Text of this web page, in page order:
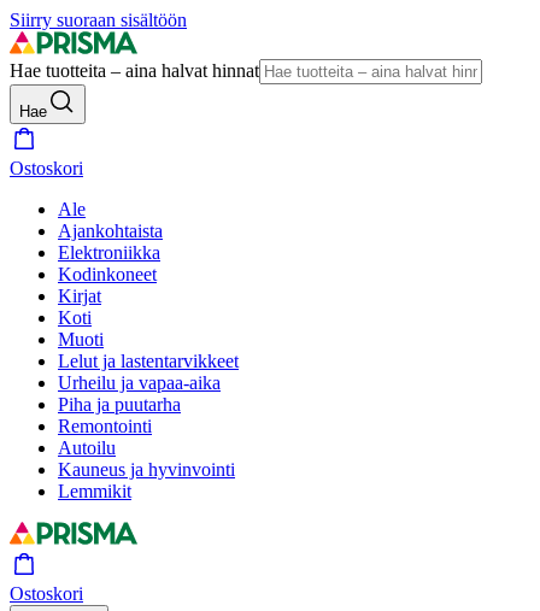
Siirry suoraan sisältöön
Hae tuotteita – aina halvat hinnat
Hae
Ostoskori
Ale
Ajankohtaista
Elektroniikka
Kodinkoneet
Kirjat
Koti
Muoti
Lelut ja lastentarvikkeet
Urheilu ja vapaa-aika
Piha ja puutarha
Remontointi
Autoilu
Kauneus ja hyvinvointi
Lemmikit
Ostoskori